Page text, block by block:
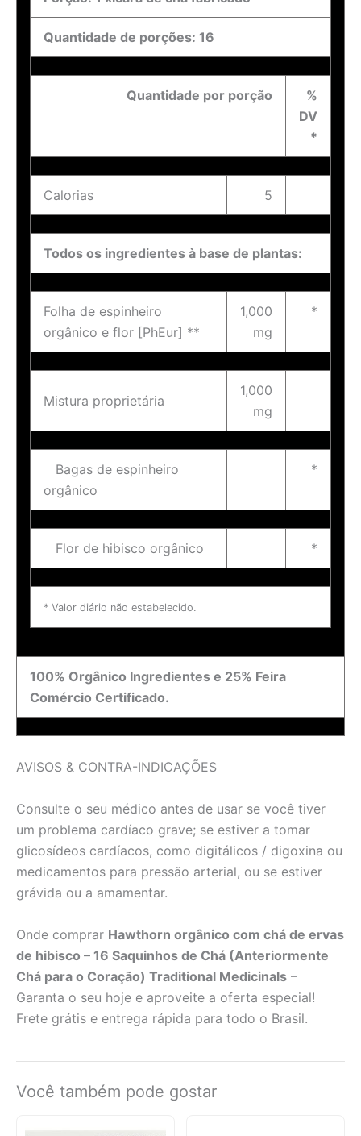
Quantidade de porções: 16
Quantidade por porção
%
DV
*
Calorias 5
Todos os ingredientes à base de plantas:
Folha de espinheiro
orgânico e flor [PhEur] **
1,000
mg
*
Mistura proprietária
1,000
mg
Bagas de espinheiro
orgânico
*
Flor de hibisco orgânico *
* Valor diário não estabelecido.
100% Orgânico Ingredientes e 25% Feira
Comércio Certificado.
AVISOS & CONTRA-INDICAÇÕES
Consulte o seu médico antes de usar se você tiver
um problema cardíaco grave; se estiver a tomar
glicosídeos cardíacos, como digitálicos / digoxina ou
medicamentos para pressão arterial, ou se estiver
grávida ou a amamentar.
Onde comprar Hawthorn orgânico com chá de ervas
de hibisco – 16 Saquinhos de Chá (Anteriormente
Chá para o Coração) Traditional Medicinals –
Garanta o seu hoje e aproveite a oferta especial!
Frete grátis e entrega rápida para todo o Brasil.
Você também pode gostar